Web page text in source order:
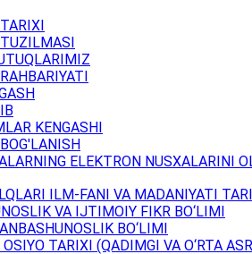
KENGASHI
ELEKTRON NUSXALARINI
ILM-FANI VA MADANIYATI
VA IJTIMOIY FIKR BO‘LIMI
BO‘LIMI
TARIXI (QADIMGI VA O‘RTA